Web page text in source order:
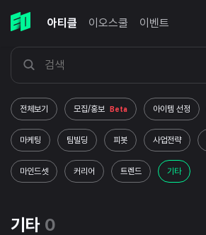
아티클 이오스쿨 이벤트
전체보기 모집/홍보 Beta 아이템 선정
마케팅 팀빌딩 피봇 사업전략
마인드셋 커리어 트렌드 기타
기타 0